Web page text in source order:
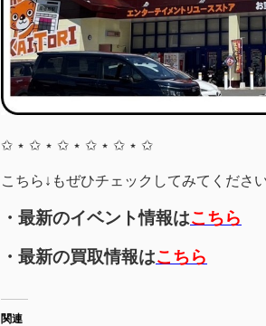
✩ ⋆ ✩ ⋆ ✩ ⋆ ✩ ⋆ ✩ ⋆ ✩
こちら↓もぜひチェックしてみてくださ
・最新のイベント情報はこちら
・最新の買取情報はこちら
関連